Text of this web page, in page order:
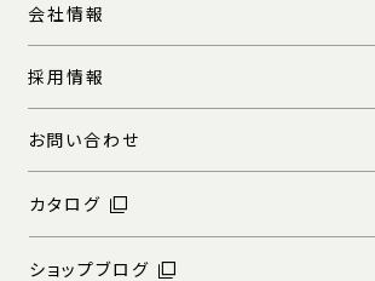
会社情報
採用情報
お問い合わせ
カタログ
ショップブログ